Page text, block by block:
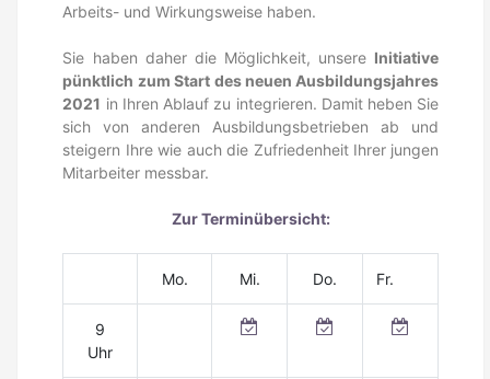
Arbeits- und Wirkungsweise haben.
Sie haben daher die Möglichkeit, unsere Initiative
pünktlich zum Start des neuen Ausbildungsjahres
2021 in Ihren Ablauf zu integrieren. Damit heben Sie
sich von anderen Ausbildungsbetrieben ab und
steigern Ihre wie auch die Zufriedenheit Ihrer jungen
Mitarbeiter messbar.
Zur Terminübersicht:
Mo. Mi. Do. Fr.
9
Uhr